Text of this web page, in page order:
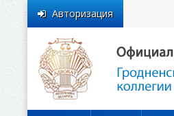
Авторизация